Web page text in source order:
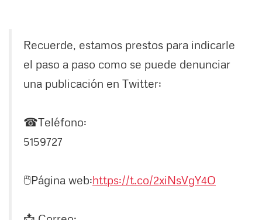
Recuerde, estamos prestos para indicarle
el paso a paso como se puede denunciar
una publicación en Twitter:
☎Teléfono:
5159727
🖱Página web:https://t.co/2xiNsVgY4O